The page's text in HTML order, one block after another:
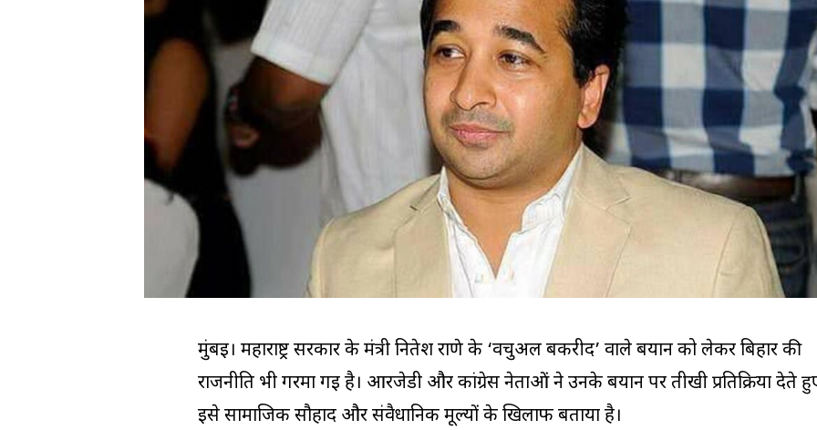
मुंबई। महाराष्ट्र सरकार के मंत्री नितेश राणे के ‘वर्चुअल बकरीद’ वाले बयान को लेकर बिहार की
राजनीति भी गरमा गई है। आरजेडी और कांग्रेस नेताओं ने उनके बयान पर तीखी प्रतिक्रिया देते
इसे सामाजिक सौहार्द और संवैधानिक मूल्यों के खिलाफ बताया है।